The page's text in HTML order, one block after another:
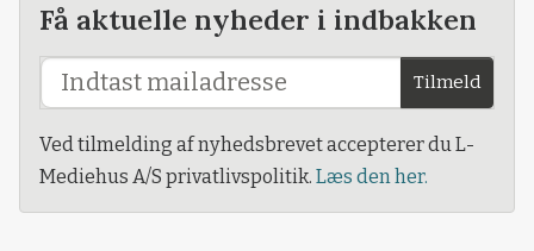
Få aktuelle nyheder i indbakken
Tilmeld
Ved tilmelding af nyhedsbrevet accepterer du L-
Mediehus A/S privatlivspolitik. Læs den her.